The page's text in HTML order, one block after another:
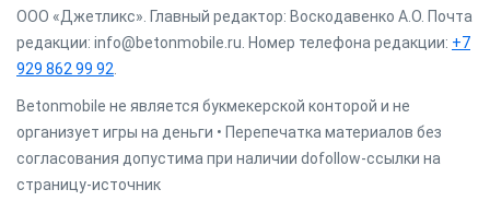
ООО «Джетликс». Главный редактор: Воскодавенко А.О. Почта
редакции: info@betonmobile.ru. Номер телефона редакции: +7
929 862 99 92
Betonmobile не является букмекерской конторой и не
организует игры на деньги • Перепечатка материалов без
согласования допустима при наличии dofollow-ссылки на
страницу-источник